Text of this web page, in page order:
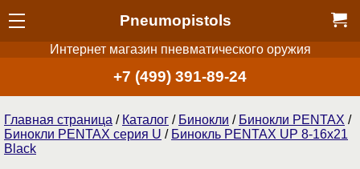
Pneumopistols
Интернет магазин пневматического оружия
+7 (499) 391-89-24
Главная страница / Каталог / Бинокли / Бинокли PENTAX /
Бинокли PENTAX серия U / Бинокль PENTAX UP 8-16x21
Black